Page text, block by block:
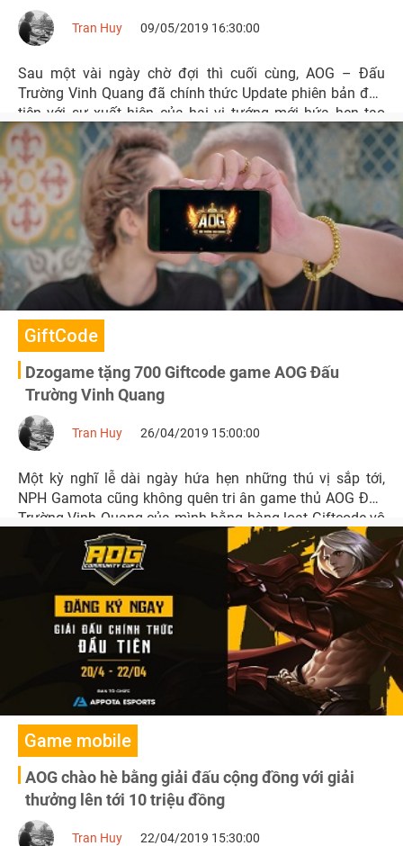
Tran Huy 09/05/2019 16:30:00
Sau một vài ngày chờ đợi thì cuối cùng, AOG – Đấu
Trường Vinh Quang đã chính thức Update phiên bản đầu
tiên với sự xuất hiện của hai vị tướng mới hứa hẹn tạo
nên những trải nghiệm thú vị mới mẻ dành cho game thủ.
GiftCode
Dzogame tặng 700 Giftcode game AOG Đấu
Trường Vinh Quang
Tran Huy 26/04/2019 15:00:00
Một kỳ nghĩ lễ dài ngày hứa hẹn những thú vị sắp tới,
NPH Gamota cũng không quên tri ân game thủ AOG Đấu
Trường Vinh Quang của mình bằng hàng loạt Giftcode vô
cùng giá trị. 700 Giftcode với nhiều phần quà hấp dẫn
đang chờ đợi các độc giả của Dzogame.
Game mobile
AOG chào hè bằng giải đấu cộng đồng với giải
thưởng lên tới 10 triệu đồng
Tran Huy 22/04/2019 15:30:00